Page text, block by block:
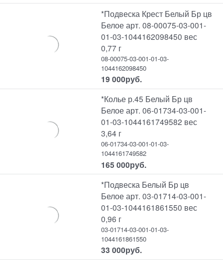
*Подвеска Крест Белый Бр цв
Белое арт. 08-00075-03-001-
01-03-1044162098450 вес
0,77 г
08-00075-03-001-01-03-
1044162098450
19 000руб.
*Колье р.45 Белый Бр цв
Белое арт. 06-01734-03-001-
01-03-1044161749582 вес
3,64 г
06-01734-03-001-01-03-
1044161749582
165 000руб.
*Подвеска Белый Бр цв
Белое арт. 03-01714-03-001-
01-03-1044161861550 вес
0,96 г
03-01714-03-001-01-03-
1044161861550
33 000руб.